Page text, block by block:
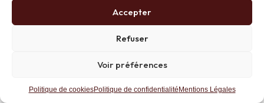
Accepter
Refuser
Voir préférences
Politique de cookiesPolitique de confidentialité Mentions Légales
directeur de Pro Russia TV, une autre
arrêtée au moment où TV Libertés a
Pro Russia TV, dont la ligne éditoriale
est contenue dans le nom, avait un